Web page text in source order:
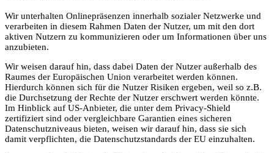
Wir unterhalten Onlinepräsenzen innerhalb sozialer Netzwerke und
verarbeiten in diesem Rahmen Daten der Nutzer, um mit den dort
aktiven Nutzern zu kommunizieren oder um Informationen über uns
anzubieten.
Wir weisen darauf hin, dass dabei Daten der Nutzer außerhalb des
Raumes der Europäischen Union verarbeitet werden können.
Hierdurch können sich für die Nutzer Risiken ergeben, weil so z.B.
die Durchsetzung der Rechte der Nutzer erschwert werden könnte.
Im Hinblick auf US-Anbieter, die unter dem Privacy-Shield
zertifiziert sind oder vergleichbare Garantien eines sicheren
Datenschutzniveaus bieten, weisen wir darauf hin, dass sie sich
damit verpflichten, die Datenschutzstandards der EU einzuhalten.